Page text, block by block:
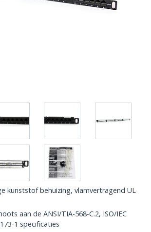
kunststof behuizing, vlamvertragend UL
aan de ANSI/TIA-568-C.2, ISO/IEC
1 specificaties